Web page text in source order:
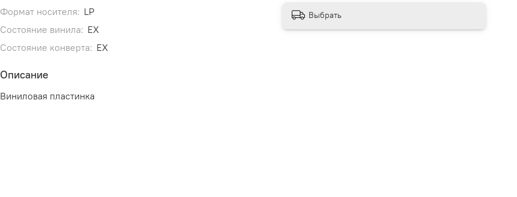
Формат носителя: LP
Состояние винила: EX
Состояние конверта: EX
Описание
Виниловая пластинка
Выбрать